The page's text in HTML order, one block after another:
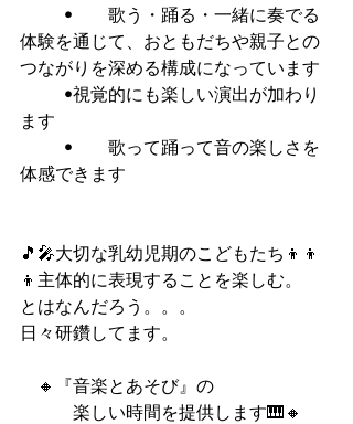
体験を通じて、おともだちや親子との
つながりを深める構成になっています
ます
体感できます
🎵🎤大切な乳幼児期のこどもたち👦👦
👦主体的に表現することを楽しむ。
とはなんだろう。。。
日々研鑽してます。
🔸『音楽とあそび』の
楽しい時間を提供します🎹🔸